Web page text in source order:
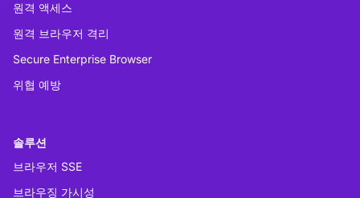
원격 액세스
원격 브라우저 격리
Secure Enterprise Browser
위협 예방
솔루션
브라우저 SSE
브라우징 가시성